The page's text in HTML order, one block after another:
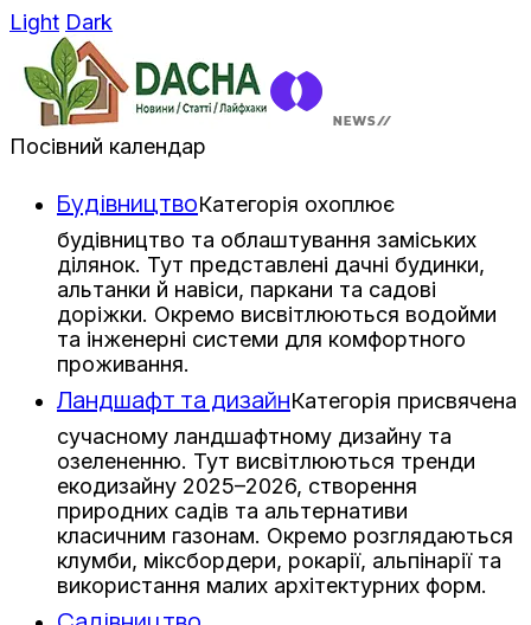
Light Dark
Посівний календар
БудівництвоКатегорія охоплює
будівництво та облаштування заміських
ділянок. Тут представлені дачні будинки,
альтанки й навіси, паркани та садові
доріжки. Окремо висвітлюються водойми
та інженерні системи для комфортного
проживання.
Ландшафт та дизайнКатегорія присвячена
сучасному ландшафтному дизайну та
озелененню. Тут висвітлюються тренди
екодизайну 2025–2026, створення
природних садів та альтернативи
класичним газонам. Окремо розглядаються
клумби, міксбордери, рокарії, альпінарії та
використання малих архітектурних форм.